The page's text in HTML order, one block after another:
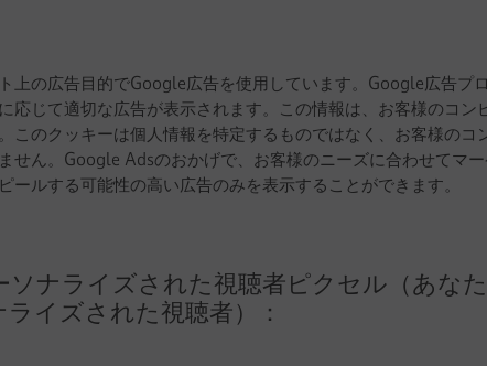
上の広告目的でGoogle広告を使用しています。Google広告プ
応じて適切な広告が表示されます。この情報は、お客様のコン
このクッキーは個人情報を特定するものではなく、お客様のコ
せん。Google Adsのおかげで、お客様のニーズに合わせてマ
ールする可能性の高い広告のみを表示することができます。
ソナライズされた視聴者ピクセル（あな
イズされた視聴者）：